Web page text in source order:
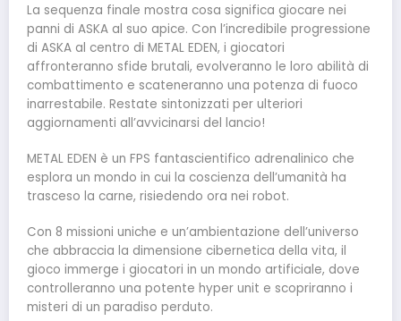
La sequenza finale mostra cosa significa giocare nei
panni di ASKA al suo apice. Con l’incredibile progressione
di ASKA al centro di METAL EDEN, i giocatori
affronteranno sfide brutali, evolveranno le loro abilità di
combattimento e scateneranno una potenza di fuoco
inarrestabile. Restate sintonizzati per ulteriori
aggiornamenti all’avvicinarsi del lancio!
METAL EDEN è un FPS fantascientifico adrenalinico che
esplora un mondo in cui la coscienza dell’umanità ha
trasceso la carne, risiedendo ora nei robot.
Con 8 missioni uniche e un’ambientazione dell’universo
che abbraccia la dimensione cibernetica della vita, il
gioco immerge i giocatori in un mondo artificiale, dove
controlleranno una potente hyper unit e scopriranno i
misteri di un paradiso perduto.